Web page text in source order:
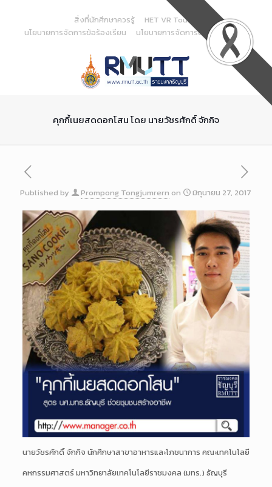
Content
สิ่งที่นักศึกษาควรรู้
HET VR Tour
นโยบายการจัดการข้อร้องเรียน
นโยบายการจัดการด้านสารสนเทศ
คุกกี้เนยสดดอกโสน โดย นายวัชรศักดิ์ จักกิจ
Published by Prompong Tongjumrern on มิถุนายน 27, 2017
นายวัชรศักดิ์ จักกิจ นักศึกษาสาขาอาหารและโภชนาการ คณะเทคโนโลยี
คหกรรมศาสตร์ มหาวิทยาลัยเทคโนโลยีราชมงคล (มทร.) ธัญบุรี